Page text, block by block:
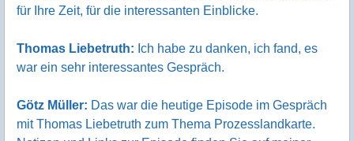
für Ihre Zeit, für die interessanten Einblicke.
Thomas Liebetruth: Ich habe zu danken, ich fand, es
war ein sehr interessantes Gespräch.
Götz Müller: Das war die heutige Episode im Gespräch
mit Thomas Liebetruth zum Thema Prozesslandkarte.